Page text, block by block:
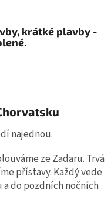
krátké plavby -
najednou.
ze Zadaru. Trvá
přístavy. Každý vede
do pozdních nočních